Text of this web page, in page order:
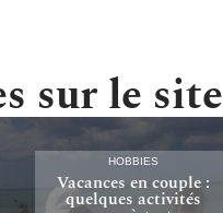
sur le site
HOBBIES
Vacances en couple :
quelques activités